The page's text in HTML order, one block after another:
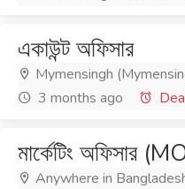
একাউন্ট অফিসার
Mymensingh
3 months ago
মার্কেটিং অফিসার
Anywhere in